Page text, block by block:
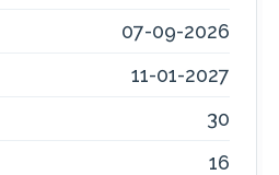
07-09-2026
11-01-2027
30
16